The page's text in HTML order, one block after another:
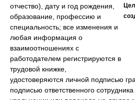
отчество), дату и год рождения,
образование, профессию и
специальность; все изменения и
любая информация о
взаимоотношениях с
работодателем регистрируются в
трудовой книжке,
удостоверяются личной подписью
подписью ответственного